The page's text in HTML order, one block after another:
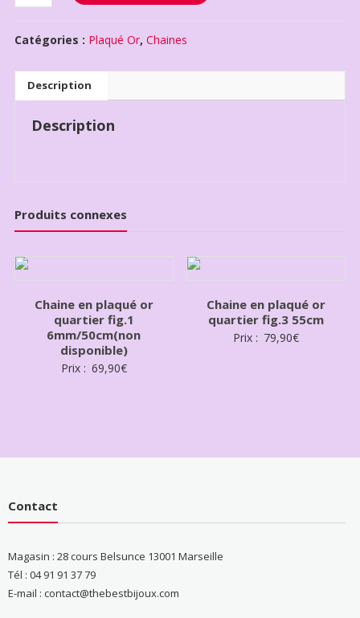
Catégories : Plaqué Or, Chaines
Description
Description
Produits connexes
Chaine en plaqué or
quartier fig.1
6mm/50cm(non
disponible)
Prix : 69,90€
Chaine en plaqué or
quartier fig.3 55cm
Prix : 79,90€
Contact
Magasin : 28 cours Belsunce 13001 Marseille
Tél : 04 91 91 37 79
E-mail : contact@thebestbijoux.com